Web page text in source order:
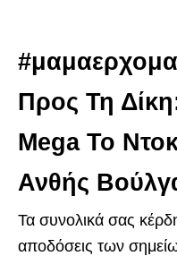
Προς Τη
Mega Το
Ανθής
Τα συνολικά σας
αποδόσεις των